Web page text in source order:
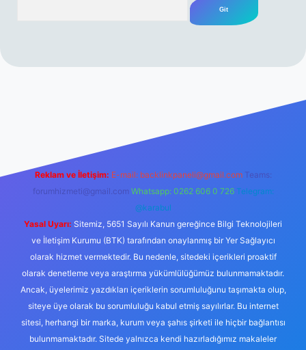
Reklam ve İletişim: E-mail: backlinkpaneli@gmail.com Teams:
forumhizmeti@gmail.com Whatsapp: 0262 606 0 726 Telegram:
@karabul
Yasal Uyarı: Sitemiz, 5651 Sayılı Kanun gereğince Bilgi Teknolojileri
ve İletişim Kurumu (BTK) tarafından onaylanmış bir Yer Sağlayıcı
olarak hizmet vermektedir. Bu nedenle, sitedeki içerikleri proaktif
olarak denetleme veya araştırma yükümlülüğümüz bulunmamaktadır.
Ancak, üyelerimiz yazdıkları içeriklerin sorumluluğunu taşımakta olup,
siteye üye olarak bu sorumluluğu kabul etmiş sayılırlar. Bu internet
sitesi, herhangi bir marka, kurum veya şahıs şirketi ile hiçbir bağlantısı
bulunmamaktadır. Sitede yalnızca kendi hazırladığımız makaleler